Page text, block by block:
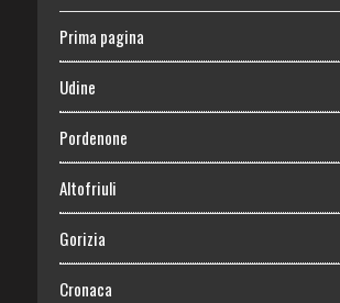
Prima pagina
Udine
Pordenone
Altofriuli
Gorizia
Cronaca